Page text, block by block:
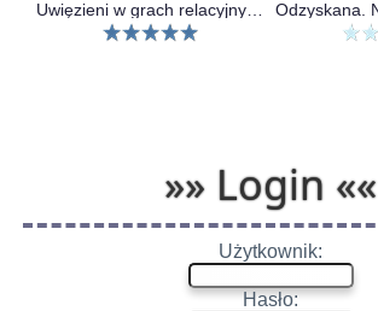
»» Login ««
Użytkownik:
Hasło: